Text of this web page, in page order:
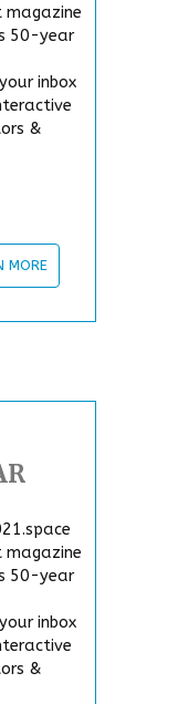
50-year
inbox
&
MORE
50-year
inbox
&